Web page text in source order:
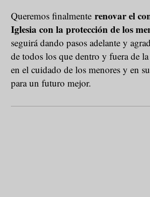
Queremos finalmenterenovar el
Iglesia con la protección de los
seguirá dando pasos adelante y
de todos los que dentro y fuera de
en el cuidado de los menores y en
para un futuro mejor.